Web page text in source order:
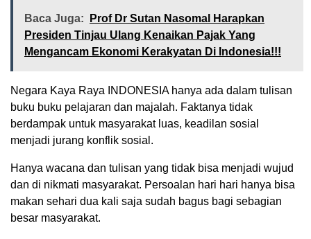
Baca Juga:
Prof Dr Sutan Nasomal Harapkan
Presiden Tinjau Ulang Kenaikan Pajak Yang
Mengancam Ekonomi Kerakyatan Di Indonesia!!!
Negara Kaya Raya INDONESIA hanya ada dalam tulisan
buku buku pelajaran dan majalah. Faktanya tidak
berdampak untuk masyarakat luas, keadilan sosial
menjadi jurang konflik sosial.
Hanya wacana dan tulisan yang tidak bisa menjadi wujud
dan di nikmati masyarakat. Persoalan hari hari hanya bisa
makan sehari dua kali saja sudah bagus bagi sebagian
besar masyarakat.